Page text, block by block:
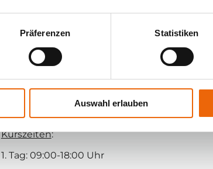
Präferenzen Statistiken
Auswahl erlauben
entsprechenden anatomischen
Vorkenntnissen nach Rücksprache
Fortbildungseinheiten
Beckenbodens erhalten Sie 28 Einheiten zu je
45 Minuten.
Kurszeiten:
1. Tag: 09:00-18:00 Uhr